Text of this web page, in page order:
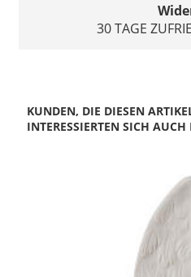
30 TAGE
KUNDEN, DIE DIESEN
INTERESSIERTEN SICH